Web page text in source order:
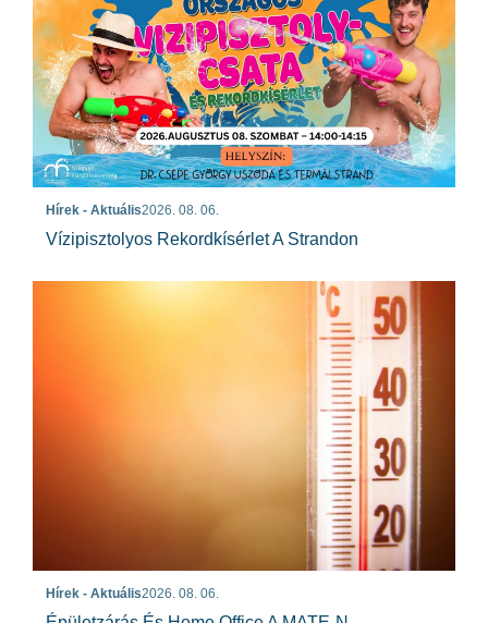
Hírek - Aktuális2026. 08. 06.
Vízipisztolyos Rekordkísérlet A Strandon
Hírek - Aktuális2026. 08. 06.